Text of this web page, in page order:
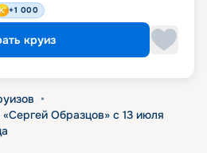
+1 000
круиз
•
Образцов» с 13 июля